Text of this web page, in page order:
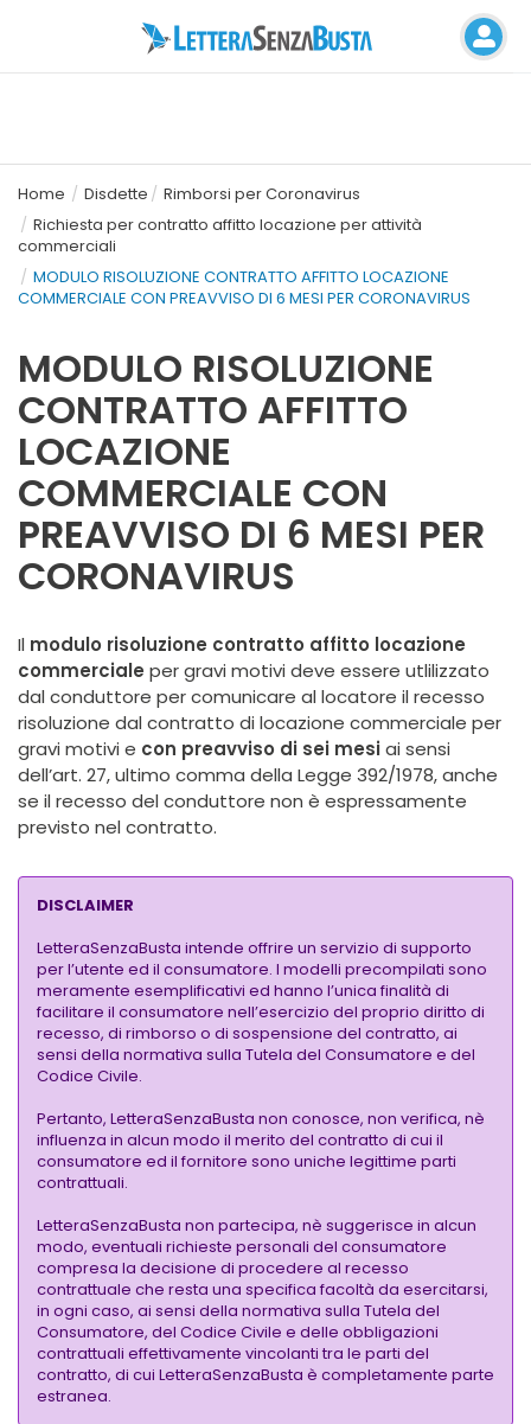
Home Disdette
Rimborsi per Coronavirus
Richiesta per contratto affitto locazione per attività
commerciali
MODULO RISOLUZIONE CONTRATTO AFFITTO LOCAZIONE
COMMERCIALE CON PREAVVISO DI 6 MESI PER CORONAVIRUS
MODULO RISOLUZIONE
CONTRATTO AFFITTO
LOCAZIONE
COMMERCIALE CON
PREAVVISO DI 6 MESI PER
CORONAVIRUS
Il modulo risoluzione contratto affitto locazione
commerciale per gravi motivi deve essere utlilizzato
dal conduttore per comunicare al locatore il recesso
risoluzione dal contratto di locazione commerciale per
gravi motivi e con preavviso di sei mesiai sensi
dell’art. 27, ultimo comma della Legge 392/1978, anche
se il recesso del conduttore non è espressamente
previsto nel contratto.
DISCLAIMER
LetteraSenzaBusta intende offrire un servizio di supporto
per l’utente ed il consumatore. I modelli precompilati sono
meramente esemplificativi ed hanno l’unica finalità di
facilitare il consumatore nell’esercizio del proprio diritto di
recesso, di rimborso o di sospensione del contratto, ai
sensi della normativa sulla Tutela del Consumatore e del
Codice Civile.
Pertanto, LetteraSenzaBusta non conosce, non verifica, nè
influenza in alcun modo il merito del contratto di cui il
consumatore ed il fornitore sono uniche legittime parti
contrattuali.
LetteraSenzaBusta non partecipa, nè suggerisce in alcun
modo, eventuali richieste personali del consumatore
compresa la decisione di procedere al recesso
contrattuale che resta una specifica facoltà da esercitarsi,
in ogni caso, ai sensi della normativa sulla Tutela del
Consumatore, del Codice Civile e delle obbligazioni
contrattuali effettivamente vincolanti tra le parti del
contratto, di cui LetteraSenzaBusta è completamente parte
estranea.